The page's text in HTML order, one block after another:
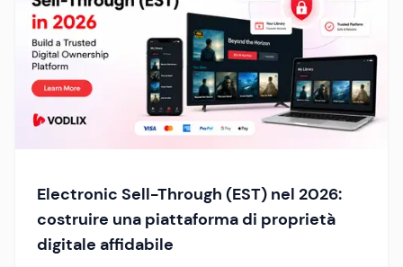
Electronic Sell-Through (EST) nel 2026:
costruire una piattaforma di proprietà
digitale affidabile